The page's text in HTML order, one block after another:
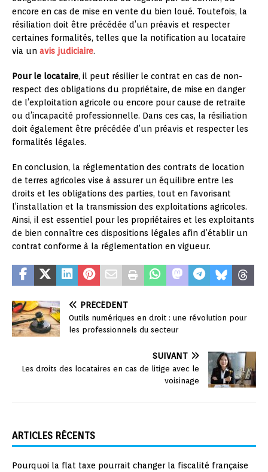
encore en cas de mise en vente du bien loué. Toutefois, la
résiliation doit être précédée d’un préavis et respecter
certaines formalités, telles que la notification au locataire
via un avis judiciaire.
Pour le locataire, il peut résilier le contrat en cas de non-
respect des obligations du propriétaire, de mise en danger
de l’exploitation agricole ou encore pour cause de retraite
ou d’incapacité professionnelle. Dans ces cas, la résiliation
doit également être précédée d’un préavis et respecter les
formalités légales.
En conclusion, la réglementation des contrats de location
de terres agricoles vise à assurer un équilibre entre les
droits et les obligations des parties, tout en favorisant
l’installation et la transmission des exploitations agricoles.
Ainsi, il est essentiel pour les propriétaires et les exploitants
de bien connaître ces dispositions légales afin d’établir un
contrat conforme à la réglementation en vigueur.
PRÉCÉDENT
Outils numériques en droit : une révolution pour
les professionnels du secteur
SUIVANT
Les droits des locataires en cas de litige avec le
voisinage
ARTICLES RÉCENTS
Pourquoi la flat taxe pourrait changer la fiscalité française